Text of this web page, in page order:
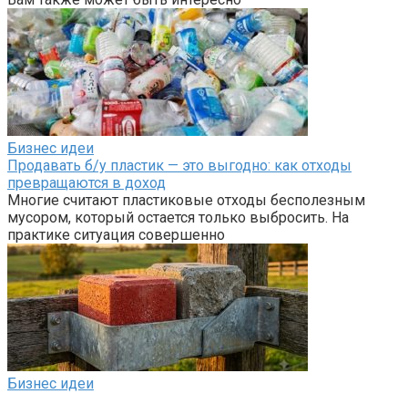
Бизнес идеи
Продавать б/у пластик — это выгодно: как отходы
превращаются в доход
Многие считают пластиковые отходы бесполезным
мусором, который остается только выбросить. На
практике ситуация совершенно
Бизнес идеи